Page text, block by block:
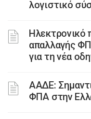
λογιστικό
Ηλεκτρονικό
απαλλαγής
για τη νέα
ΑΑΔΕ:
ΦΠΑ στην